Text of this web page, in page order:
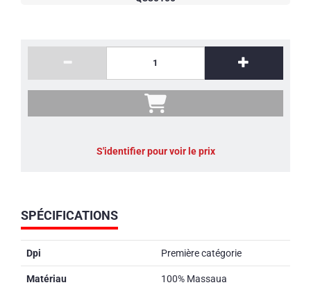
SPÉCIFICATIONS
Dpi Première catégorie
Matériau 100% Massaua
S'identifier pour voir le prix